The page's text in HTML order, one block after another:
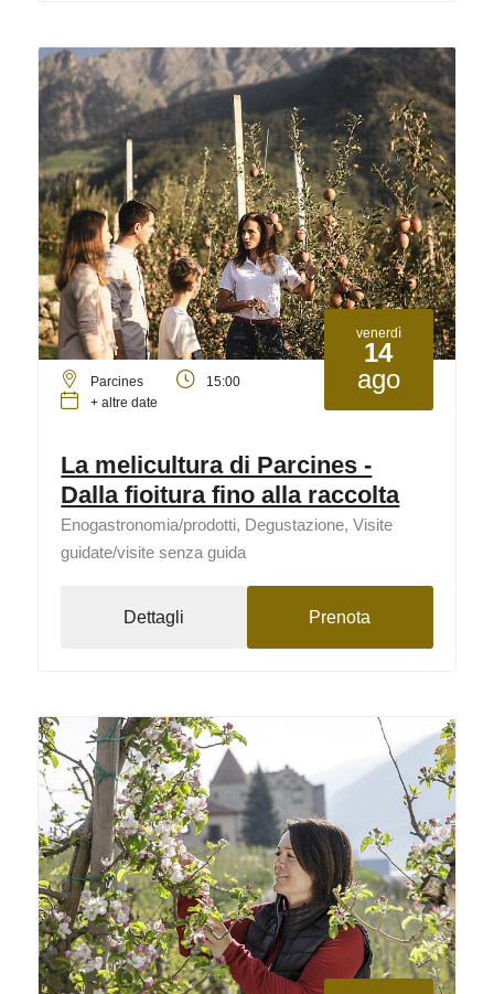
venerdì
14
ago
Parcines
15:00
+ altre date
La melicultura di Parcines -
Dalla fioitura fino alla raccolta
Enogastronomia/prodotti, Degustazione, Visite
guidate/visite senza guida
Dettagli Prenota